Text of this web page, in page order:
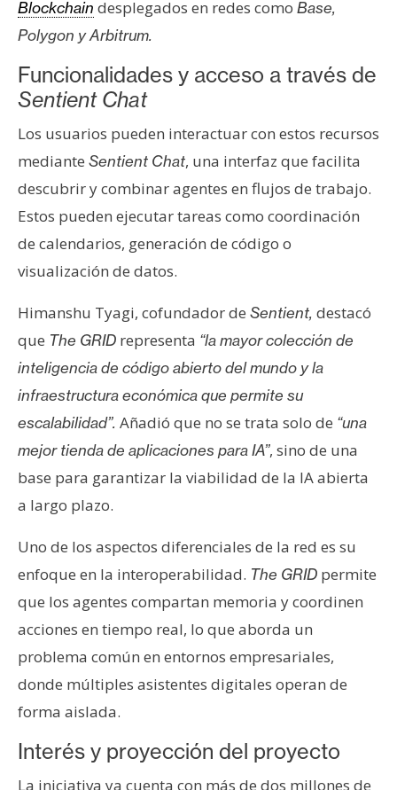
e
m
a
s
R
e
c
u
r
o
s
C
o
n
t
a
c
t
y
P
b
l
i
c
d
a
Blockchain desplegados en redes como Base,
Polygon y Arbitrum.
Funcionalidades y acceso a través de
Sentient Chat
Los usuarios pueden interactuar con estos recursos
mediante Sentient Chat, una interfaz que facilita
descubrir y combinar agentes en flujos de trabajo.
Estos pueden ejecutar tareas como coordinación
de calendarios, generación de código o
visualización de datos.
Himanshu Tyagi, cofundador de Sentient, destacó
que The GRID representa “la mayor colección de
inteligencia de código abierto del mundo y la
infraestructura económica que permite su
escalabilidad”. Añadió que no se trata solo de “una
mejor tienda de aplicaciones para IA”, sino de una
base para garantizar la viabilidad de la IA abierta
a largo plazo.
Uno de los aspectos diferenciales de la red es su
enfoque en la interoperabilidad. The GRID permite
que los agentes compartan memoria y coordinen
acciones en tiempo real, lo que aborda un
problema común en entornos empresariales,
donde múltiples asistentes digitales operan de
forma aislada.
Interés y proyección del proyecto
La iniciativa ya cuenta con más de dos millones de